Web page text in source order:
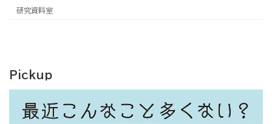
研究資料室
Pickup